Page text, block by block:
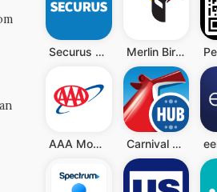
Securus Mobile Merlin Bird ID by Cornell Lab
AAA Mobile Carnival HUB